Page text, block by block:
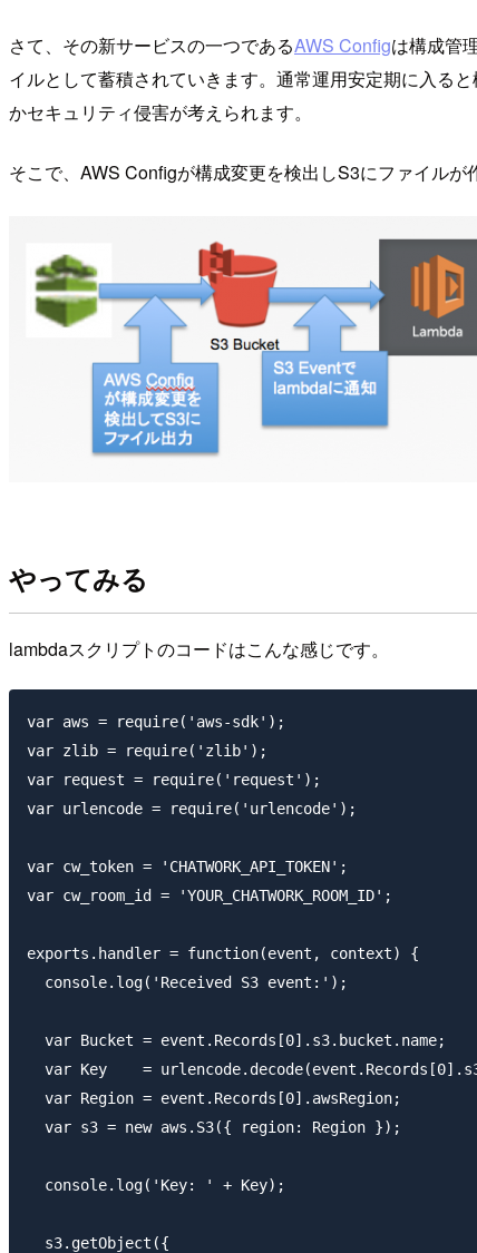
さて、その新サービスの一つであるAWS Configは構成管
イルとして蓄積されていきます。通常運用安定期に入る
かセキュリティ侵害が考えられます。
そこで、AWS Configが構成変更を検出しS3にファイルが
やってみる
lambdaスクリプトのコードはこんな感じです。
var aws = require('aws-sdk');
var zlib = require('zlib');
var request = require('request');
var urlencode = require('urlencode');
var cw_token = 'CHATWORK_API_TOKEN';
var cw_room_id = 'YOUR_CHATWORK_ROOM_ID';
exports.handler = function(event, context) {
  console.log('Received S3 event:');
  var Bucket = event.Records[0].s3.bucket.name;
var Key    =
  var Region = event.Records[0].awsRegion;
  var s3 = new aws.S3({ region: Region });
  console.log('Key: ' + Key);
  s3.getObject({